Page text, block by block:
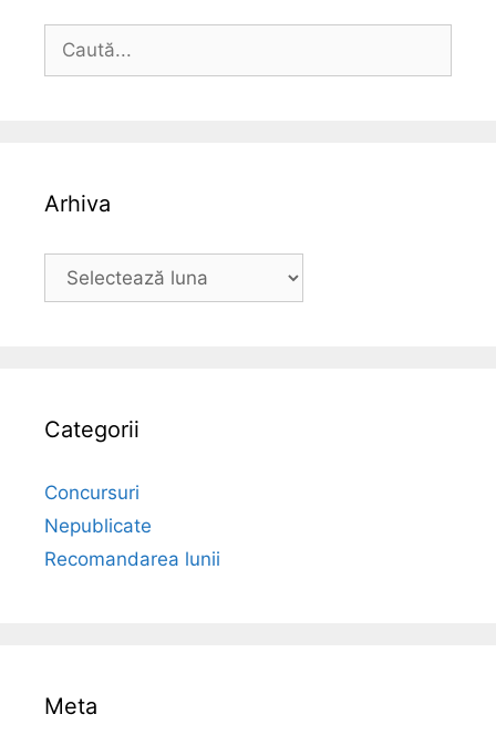
după:
Arhiva
Arhiva
Categorii
Concursuri
Nepublicate
Recomandarea lunii
Meta